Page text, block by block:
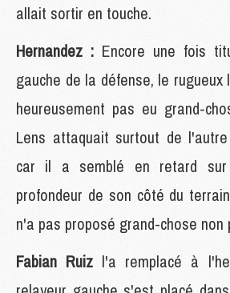
allait sortir en touche.
Hernandez : Encore une fois
gauche de la défense, le
heureusement pas eu grand-
Lens attaquait surtout de
car il a semblé en retard
profondeur de son côté du
n'a pas proposé grand-chose non
Fabian Ruiz l'a remplacé à